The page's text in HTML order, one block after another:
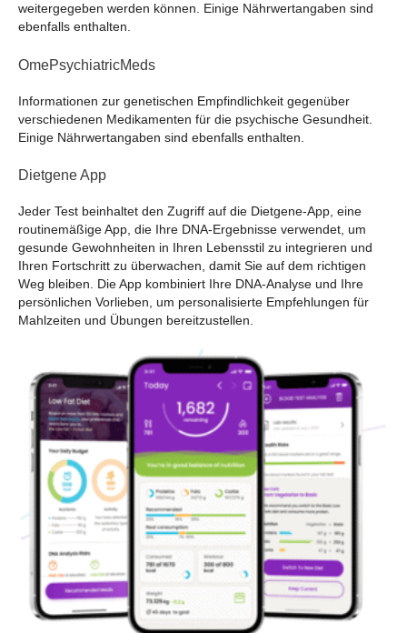
weitergegeben werden können. Einige Nährwertangaben sind
ebenfalls enthalten.
OmePsychiatricMeds
Informationen zur genetischen Empfindlichkeit gegenüber
verschiedenen Medikamenten für die psychische Gesundheit.
Einige Nährwertangaben sind ebenfalls enthalten.
Dietgene App
Jeder Test beinhaltet den Zugriff auf die Dietgene-App, eine
routinemäßige App, die Ihre DNA-Ergebnisse verwendet, um
gesunde Gewohnheiten in Ihren Lebensstil zu integrieren und
Ihren Fortschritt zu überwachen, damit Sie auf dem richtigen
Weg bleiben. Die App kombiniert Ihre DNA-Analyse und Ihre
persönlichen Vorlieben, um personalisierte Empfehlungen für
Mahlzeiten und Übungen bereitzustellen.